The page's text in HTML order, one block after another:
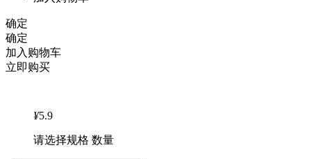
确定
确定
加入购物车
立即购买
¥5.9
请选择规格 数量